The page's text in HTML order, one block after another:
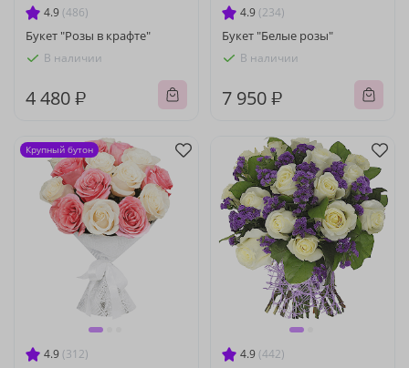
4.9 (486)
Букет "Розы в крафте"
В наличии
4 480 ₽
4.9 (234)
Букет "Белые розы"
В наличии
7 950 ₽
4.9 (312)
Крупный бутон
4.9 (442)